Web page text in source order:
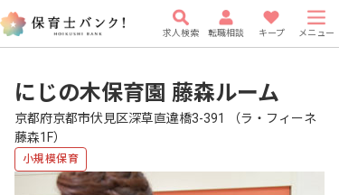
求人検索 転職相談 キープ メニュー
にじの木保育園 藤森ルーム
京都府京都市伏見区深草直違橋3-391 （ラ・フィーネ
藤森1F）
小規模保育